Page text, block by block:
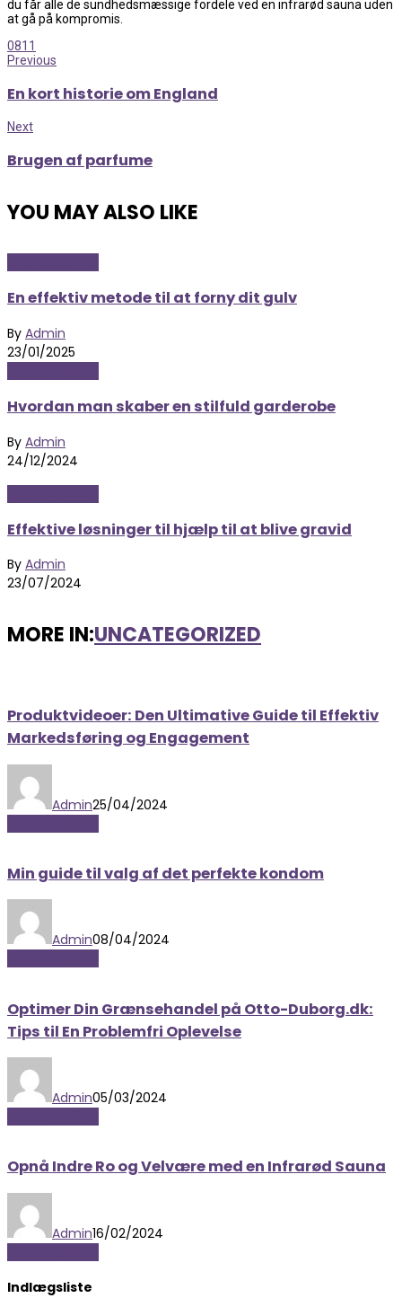
du får alle de sundhedsmæssige fordele ved en infrarød sauna uden
at gå på kompromis.
0811
Previous
En kort historie om England
Next
Brugen af parfume
YOU MAY ALSO LIKE
En effektiv metode til at forny dit gulv
By Admin
23/01/2025
Hvordan man skaber en stilfuld garderobe
By Admin
24/12/2024
Effektive løsninger til hjælp til at blive gravid
By Admin
23/07/2024
MORE IN:UNCATEGORIZED
Produktvideoer: Den Ultimative Guide til Effektiv
Markedsføring og Engagement
Admin25/04/2024
Min guide til valg af det perfekte kondom
Admin08/04/2024
Optimer Din Grænsehandel på Otto-Duborg.dk:
Tips til En Problemfri Oplevelse
Admin05/03/2024
Opnå Indre Ro og Velvære med en Infrarød Sauna
Admin16/02/2024
Indlægsliste